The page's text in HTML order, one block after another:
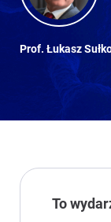
Prof. Łukasz
To